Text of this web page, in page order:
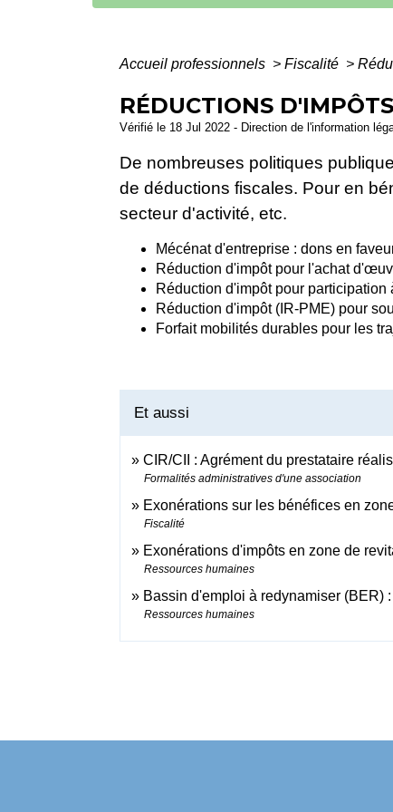
Accueil professionnels > Fiscalité >
RÉDUCTIONS D'IMPÔTS
Vérifié le 18 Jul 2022 - Direction de l'information
De nombreuses politiques
de déductions fiscales. Pour en
secteur d'activité, etc.
Mécénat d'entreprise : dons en
Réduction d'impôt pour l'achat
Réduction d'impôt pour
Réduction d'impôt (IR-PME) pour
Forfait mobilités durables pour les
Et aussi
CIR/CII : Agrément du prestataire
Formalités administratives d'une association
Exonérations sur les bénéfices en
Fiscalité
Exonérations d'impôts en zone de
Ressources humaines
Bassin d'emploi à redynamiser (BER)
Ressources humaines